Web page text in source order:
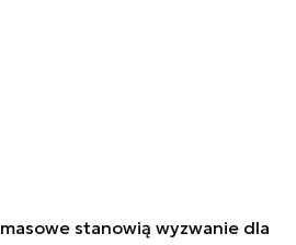
stanowią wyzwanie dla